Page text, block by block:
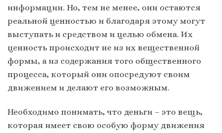
информации. Но, тем не менее, они остаются
реальной ценностью и благодаря этому могут
выступать и средством и целью обмена. Их
ценность происходит не из их вещественной
формы, а из содержания того общественного
процесса, который они опосредуют своим
движением и делают его возможным.
Необходимо понимать, что деньги – это вещь,
которая имеет свою особую форму движения